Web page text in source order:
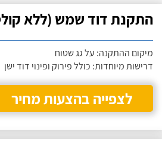
התקנת דוד שמש (ללא קולטים),
מיקום ההתקנה: על גג שטוח
דרישות מיוחדות: כולל פירוק ופינוי דוד ישן
לצפייה בהצעות מחיר